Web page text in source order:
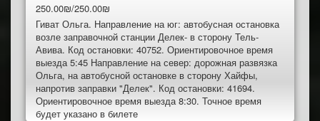
250.00₪/250.00₪
Гиват Ольга. Направление на юг: автобусная остановка
возле заправочной станции Делек- в сторону Тель-
Авива. Код остановки: 40752. Ориентировочное время
выезда 5:45 Направление на север: дорожная развязка
Ольга, на автобусной остановке в сторону Хайфы,
напротив заправки "Делек". Код остановки: 41694.
Ориентировочное время выезда 8:30. Точное время
будет указано в билете